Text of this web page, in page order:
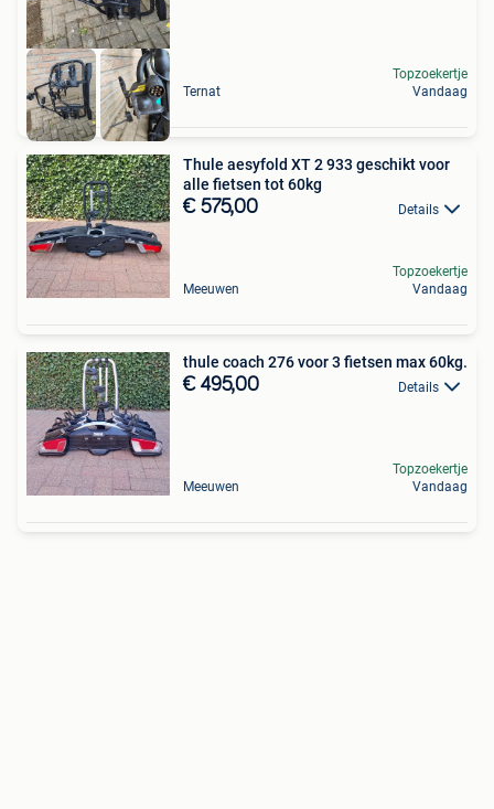
Ternat
Topzoekertje
Vandaag
Thule aesyfold XT 2 933 geschikt voor
alle fietsen tot 60kg
€ 575,00 Details
Meeuwen
Topzoekertje
Vandaag
thule coach 276 voor 3 fietsen max 60kg.
€ 495,00 Details
Meeuwen
Topzoekertje
Vandaag